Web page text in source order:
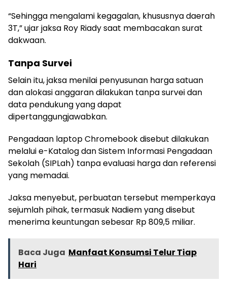
“Sehingga mengalami kegagalan, khususnya daerah
3T,” ujar jaksa Roy Riady saat membacakan surat
dakwaan.
Tanpa Survei
Selain itu, jaksa menilai penyusunan harga satuan
dan alokasi anggaran dilakukan tanpa survei dan
data pendukung yang dapat
dipertanggungjawabkan.
Pengadaan laptop Chromebook disebut dilakukan
melalui e-Katalog dan Sistem Informasi Pengadaan
Sekolah (SIPLah) tanpa evaluasi harga dan referensi
yang memadai.
Jaksa menyebut, perbuatan tersebut memperkaya
sejumlah pihak, termasuk Nadiem yang disebut
menerima keuntungan sebesar Rp 809,5 miliar.
Baca Juga Manfaat Konsumsi Telur Tiap
Hari